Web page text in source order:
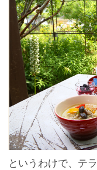
というわけで、テ